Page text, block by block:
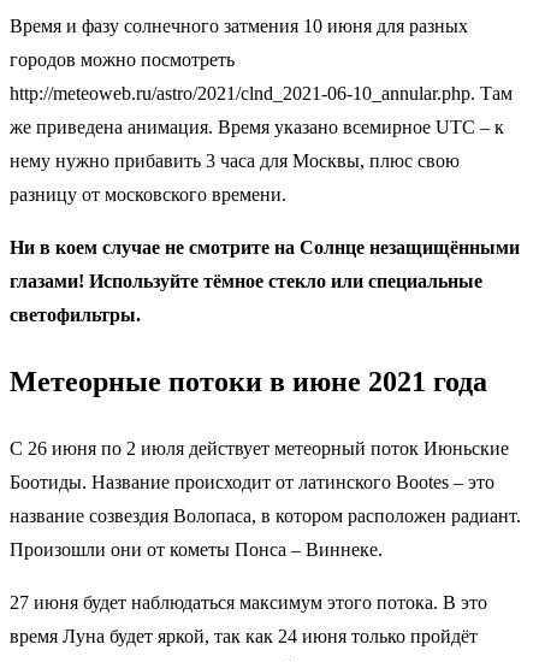
Время и фазу солнечного затмения 10 июня для разных
городов можно посмотреть
http://meteoweb.ru/astro/2021/clnd_2021-06-10_annular.php. Там
же приведена анимация. Время указано всемирное UTC – к
нему нужно прибавить 3 часа для Москвы, плюс свою
разницу от московского времени.
Ни в коем случае не смотрите на Солнце незащищёнными
глазами! Используйте тёмное стекло или специальные
светофильтры.
Метеорные потоки в июне 2021 года
С 26 июня по 2 июля действует метеорный поток Июньские
Боотиды. Название происходит от латинского Bootes – это
название созвездия Волопаса, в котором расположен радиант.
Произошли они от кометы Понса – Виннеке.
27 июня будет наблюдаться максимум этого потока. В это
время Луна будет яркой, так как 24 июня только пройдёт